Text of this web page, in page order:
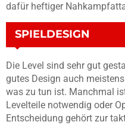
dafür heftiger
SPIELDESIGN
Die Level sind sehr gut
gutes Design auch
was zu tun ist. Manchmal
Levelteile notwendig oder
Entscheidung gehört zur